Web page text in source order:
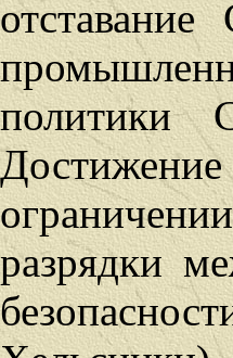
политики
разрядки